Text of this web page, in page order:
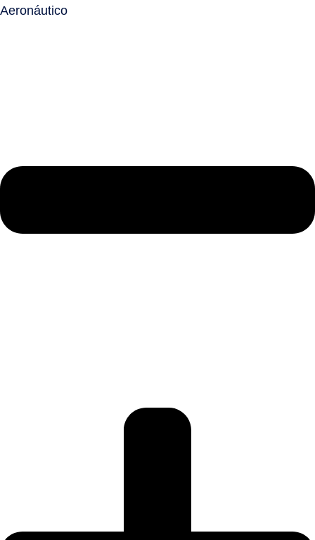
Aeronáutico